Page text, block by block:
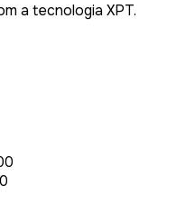
a tecnologia XPT.